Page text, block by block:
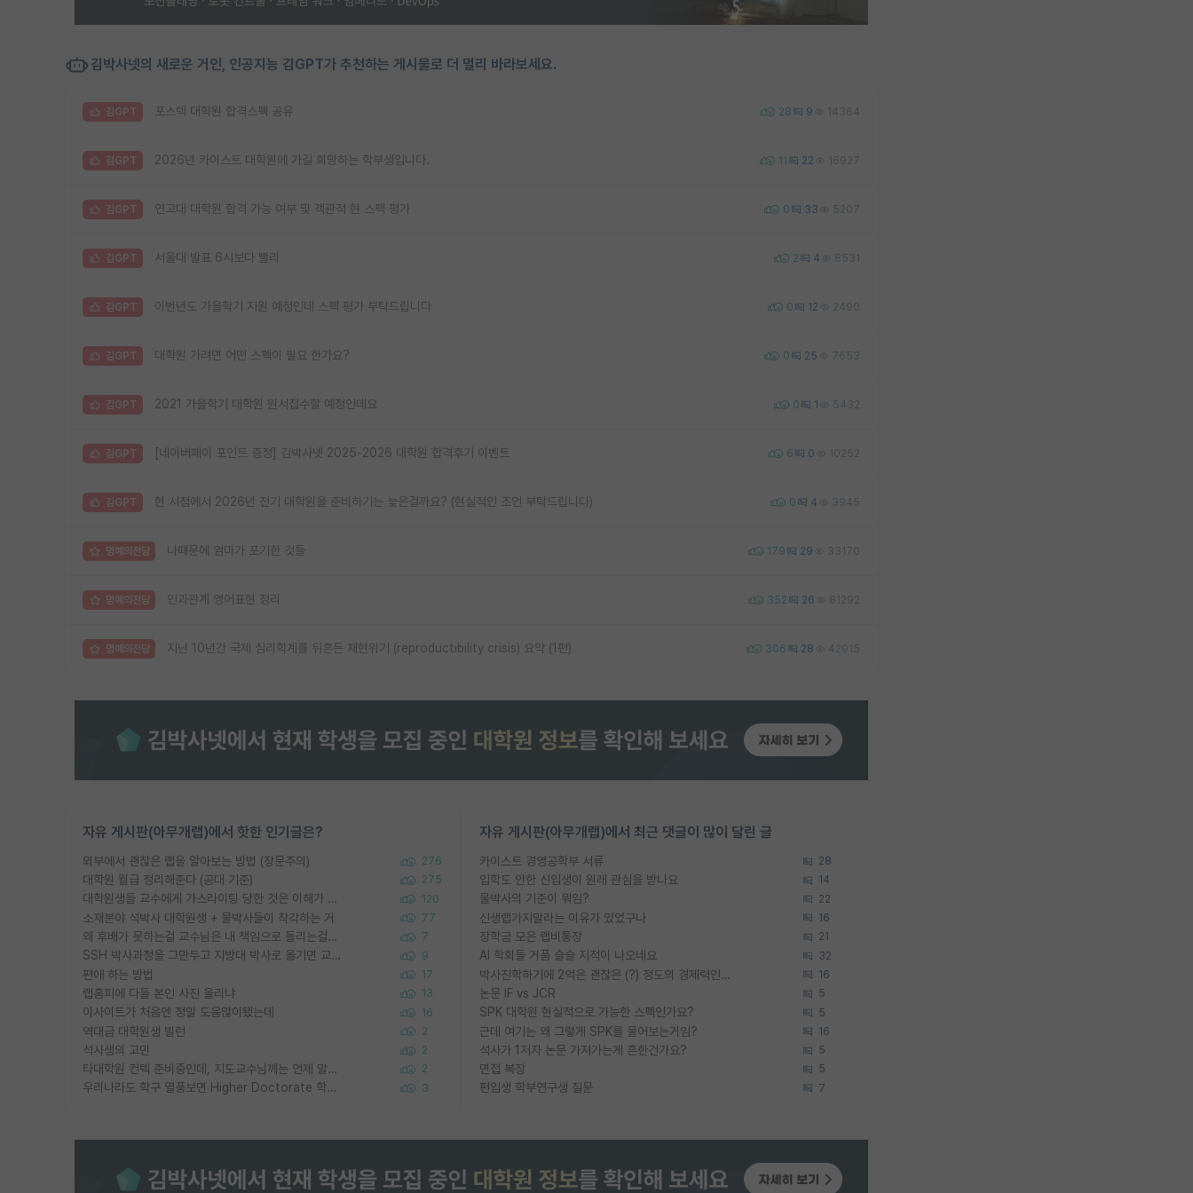
김박사넷의 새로운 거인, 인공지능 김GPT가 추천하는 게시물로 더 멀리 바라보세요.
김GPT 포스텍 대학원 합격스펙 공유 28 9 14364
김GPT 2026년 카이스트 대학원에 가길 희망하는 학부생입니다. 11 22 16927
김GPT 연고대 대학원 합격 가능 여부 및 객관적 현 스펙 평가 0 33 5207
김GPT 서울대 발표 6시보다 빨리 2 4 8531
김GPT 이번년도 가을학기 지원 예정인데 스펙 평가 부탁드립니다 0 12 2490
김GPT 대학원 가려면 어떤 스펙이 필요 한가요? 0 25 7653
김GPT 2021 가을학기 대학원 원서접수할 예정인데요 0 1 5432
김GPT [네이버페이 포인트 증정] 김박사넷 2025-2026 대학원 합격후기 이벤트 6 0 10252
김GPT 현 시점에서 2026년 전기 대학원을 준비하기는 늦은걸까요? (현실적인 조언 부탁드립니다) 0 4 3945
명예의전당 나때문에 엄마가 포기한 것들 179 29 33170
명예의전당 인과관계 영어표현 정리 352 26 81292
명예의전당 지난 10년간 국제 심리학계를 뒤흔든 재현위기 (reproductibility crisis) 요약 (1편) 306 28 42915
자유 게시판(아무개랩)에서 핫한 인기글은?
외부에서 괜찮은 랩을 알아보는 방법 (장문주의) 276
대학원 월급 정리해준다 (공대 기준) 275
대학원생들 교수에게 가스라이팅 당한 것은 이해가 갑니다. 안타깝네요. 120
소재분야 석박사 대학원생 + 물박사들이 착각하는 거 77
왜 후배가 못하는걸 교수님은 내 책임으로 돌리는걸까요? 7
SSH 박사과정을 그만두고 지방대 박사로 옮기면 교수의 꿈은 끝일까요? 9
편애 하는 방법 17
랩홈피에 다들 본인 사진 올리냐 13
이사이트가 처음엔 정말 도움많이됐는데 16
역대급 대학원생 빌런 2
석사생의 고민 2
타대학원 컨텍 준비중인데, 지도교수님께는 언제 말씀드려야 할까요? 2
우리나라도 학구 열풍보면 Higher Doctorate 학위가 필요하다고 봅니다. 3
자유 게시판(아무개랩)에서 최근 댓글이 많이 달린 글
카이스트 경영공학부 서류 28
입학도 안한 신입생이 원래 관심을 받나요 14
물박사의 기준이 뭐임? 22
신생랩가지말라는 이유가 있었구나 16
장학금 모은 랩비통장 21
AI 학회들 거품 슬슬 지적이 나오네요 32
박사진학하기에 2억은 괜찮은 (?) 정도의 경제력인가요 16
논문 IF vs JCR 5
SPK 대학원 현실적으로 가능한 스펙인가요? 5
근데 여기는 왜 그렇게 SPK를 물어보는거임? 16
석사가 1저자 논문 가져가는게 흔한건가요? 5
면접 복장 5
편입생 학부연구생 질문 7